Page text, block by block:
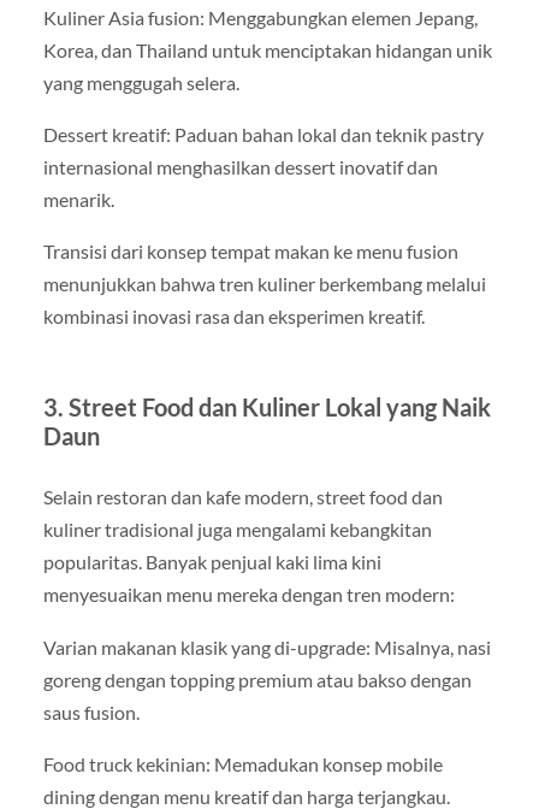
Kuliner Asia fusion: Menggabungkan elemen Jepang,
Korea, dan Thailand untuk menciptakan hidangan unik
yang menggugah selera.
Dessert kreatif: Paduan bahan lokal dan teknik pastry
internasional menghasilkan dessert inovatif dan
menarik.
Transisi dari konsep tempat makan ke menu fusion
menunjukkan bahwa tren kuliner berkembang melalui
kombinasi inovasi rasa dan eksperimen kreatif.
3. Street Food dan Kuliner Lokal yang Naik
Daun
Selain restoran dan kafe modern, street food dan
kuliner tradisional juga mengalami kebangkitan
popularitas. Banyak penjual kaki lima kini
menyesuaikan menu mereka dengan tren modern:
Varian makanan klasik yang di-upgrade: Misalnya, nasi
goreng dengan topping premium atau bakso dengan
saus fusion.
Food truck kekinian: Memadukan konsep mobile
dining dengan menu kreatif dan harga terjangkau.